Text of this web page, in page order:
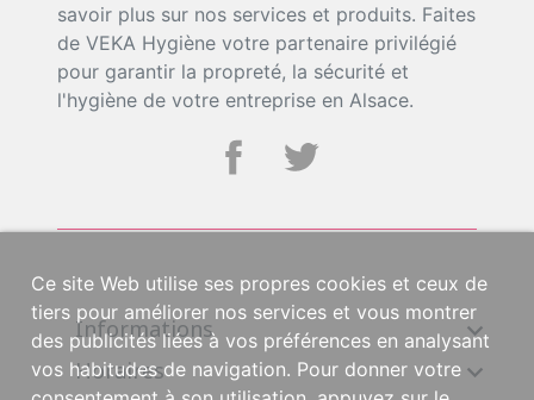
savoir plus sur nos services et produits. Faites
de VEKA Hygiène votre partenaire privilégié
pour garantir la propreté, la sécurité et
l'hygiène de votre entreprise en Alsace.
Informations 
Horaires 
Ce site Web utilise ses propres cookies et ceux de
tiers pour améliorer nos services et vous montrer
des publicités liées à vos préférences en analysant
vos habitudes de navigation. Pour donner votre